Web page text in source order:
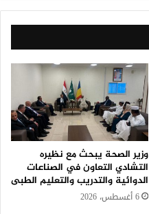
وزير الصحة يبحث مع نظيره
التشادي التعاون في الصناعات
الدوائية والتدريب والتعليم الطبى
6 أغسطس، 2026